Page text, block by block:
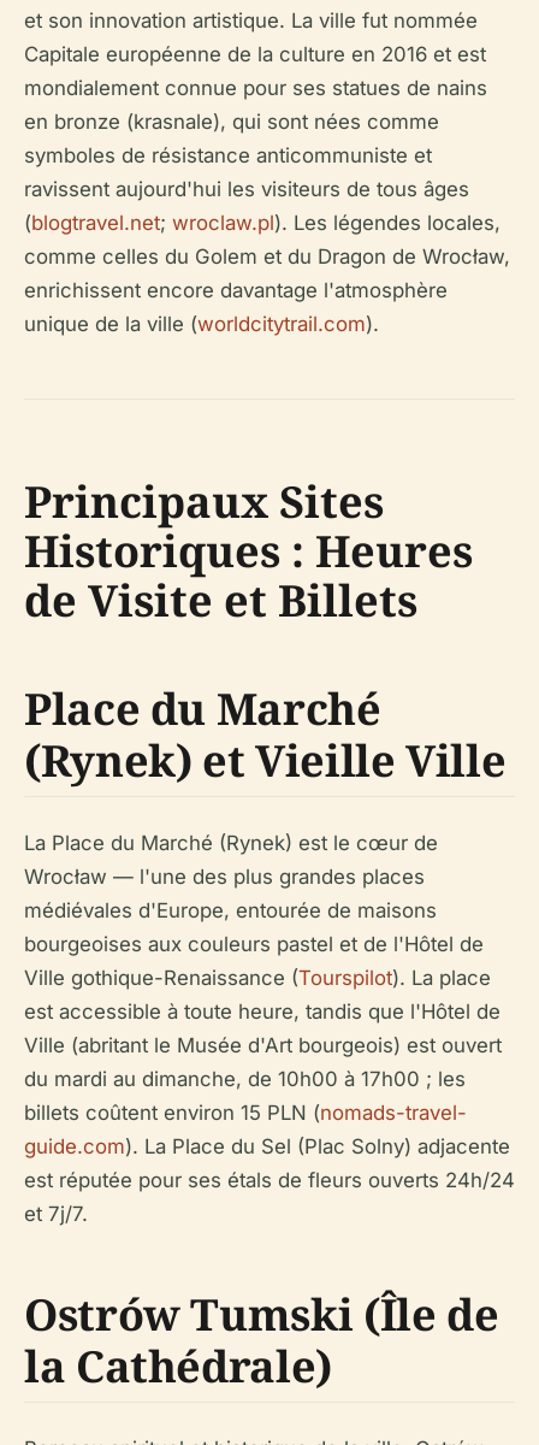
et son innovation artistique. La ville fut nommée
Capitale européenne de la culture en 2016 et est
mondialement connue pour ses statues de nains
en bronze (krasnale), qui sont nées comme
symboles de résistance anticommuniste et
ravissent aujourd'hui les visiteurs de tous âges
(blogtravel.net; wroclaw.pl). Les légendes locales,
comme celles du Golem et du Dragon de Wrocław,
enrichissent encore davantage l'atmosphère
unique de la ville (worldcitytrail.com).
Principaux Sites
Historiques : Heures
de Visite et Billets
Place du Marché
(Rynek) et Vieille Ville
La Place du Marché (Rynek) est le cœur de
Wrocław — l'une des plus grandes places
médiévales d'Europe, entourée de maisons
bourgeoises aux couleurs pastel et de l'Hôtel de
Ville gothique-Renaissance (Tourspilot). La place
est accessible à toute heure, tandis que l'Hôtel de
Ville (abritant le Musée d'Art bourgeois) est ouvert
du mardi au dimanche, de 10h00 à 17h00 ; les
billets coûtent environ 15 PLN (nomads-travel-
guide.com). La Place du Sel (Plac Solny) adjacente
est réputée pour ses étals de fleurs ouverts 24h/24
et 7j/7.
Ostrów Tumski (Île de
la Cathédrale)